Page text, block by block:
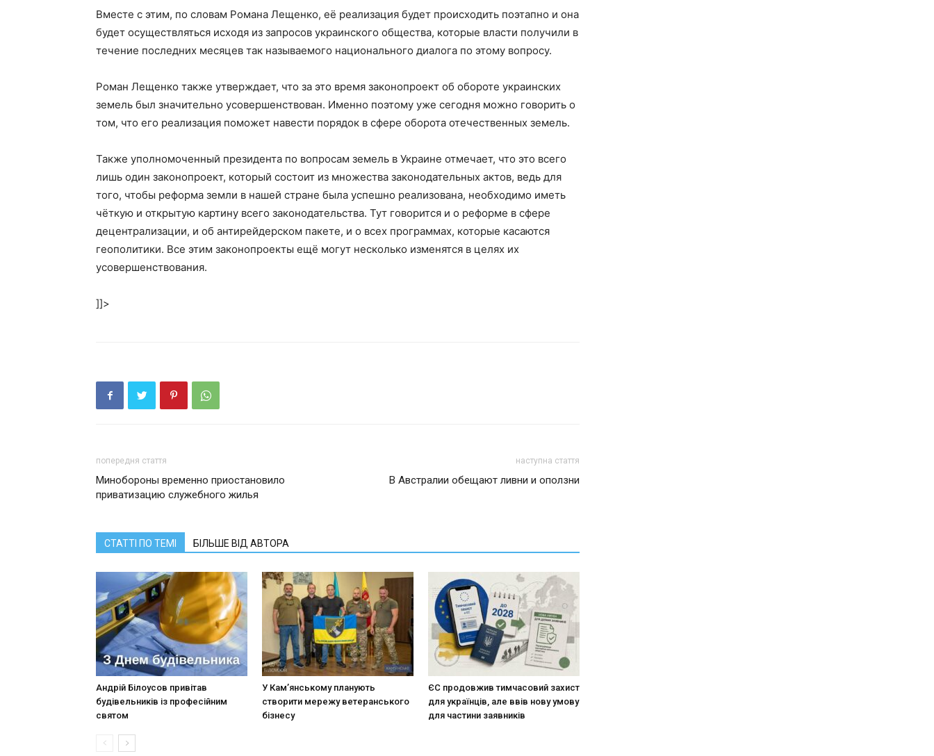
Вместе с этим, по словам Романа Лещенко, её реализация будет происходить поэтапно и она
будет осуществляться исходя из запросов украинского общества, которые власти получили в
течение последних месяцев так называемого национального диалога по этому вопросу.
Роман Лещенко также утверждает, что за это время законопроект об обороте украинских
земель был значительно усовершенствован. Именно поэтому уже сегодня можно говорить о
том, что его реализация поможет навести порядок в сфере оборота отечественных земель.
Также уполномоченный президента по вопросам земель в Украине отмечает, что это всего
лишь один законопроект, который состоит из множества законодательных актов, ведь для
того, чтобы реформа земли в нашей стране была успешно реализована, необходимо иметь
чёткую и открытую картину всего законодательства. Тут говорится и о реформе в сфере
децентрализации, и об антирейдерском пакете, и о всех программах, которые касаются
геополитики. Все этим законопроекты ещё могут несколько изменятся в целях их
усовершенствования.
]]>
попередня стаття
Минобороны временно приостановило
приватизацию служебного жилья
наступна стаття
В Австралии обещают ливни и оползни
СТАТТІ ПО ТЕМІ БІЛЬШЕ ВІД АВТОРА
Андрій Білоусов привітав
будівельників із професійним
святом
У Кам’янському планують
створити мережу ветеранського
бізнесу
ЄС продовжив тимчасовий захист
для українців, але ввів нову умову
для частини заявників